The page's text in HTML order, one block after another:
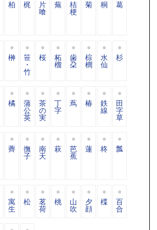
柏 梶 片
喰
蕪 桔
梗
菊 桐 葛
榊 笹
・
竹
桜 柘
榴
歯
朶
棕
櫚
水
仙
杉
橘 蒲
公
英
茶
の
実
丁
字
蔦 椿 鉄
線
田
字
草
薺 撫
子
南
天
萩 芭
蕉
蓮 柊 瓢
寓
生
松 茗
荷
桃 山
吹
夕
顔
楪 百
合